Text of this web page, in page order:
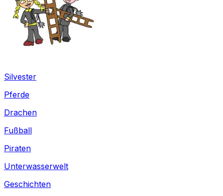
Silvester
Pferde
Drachen
Fußball
Piraten
Unterwasserwelt
Geschichten